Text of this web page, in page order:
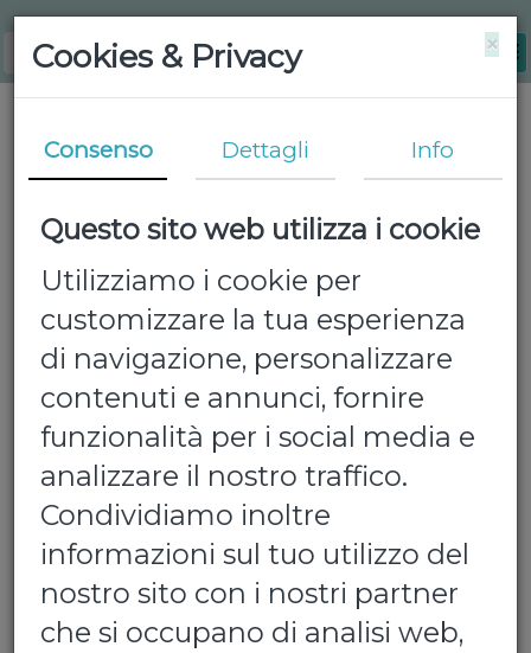
×
Cookies & Privacy
Consenso Dettagli Info
Questo sito web utilizza i cookie
Utilizziamo i cookie per
customizzare la tua esperienza
di navigazione, personalizzare
contenuti e annunci, fornire
funzionalità per i social media e
analizzare il nostro traffico.
Condividiamo inoltre
informazioni sul tuo utilizzo del
nostro sito con i nostri partner
che si occupano di analisi web,